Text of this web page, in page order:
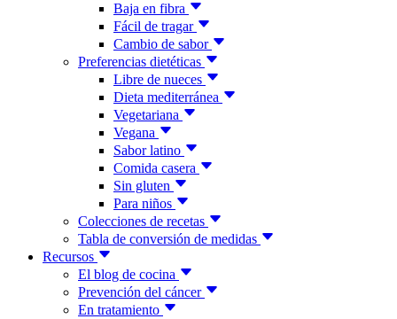
Baja en fibra
Fácil de tragar
Cambio de sabor
Preferencias dietéticas
Libre de nueces
Dieta mediterránea
Vegetariana
Vegana
Sabor latino
Comida casera
Sin gluten
Para niños
Colecciones de recetas
Tabla de conversión de medidas
Recursos
El blog de cocina
Prevención del cáncer
En tratamiento